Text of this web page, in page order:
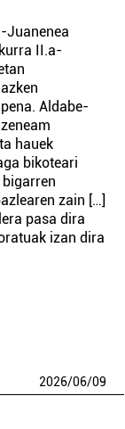
Juanenea
II.a-
Aldabe-
hauek
bikoteari
zain […]
pasa dira
izan dira
2026/06/09